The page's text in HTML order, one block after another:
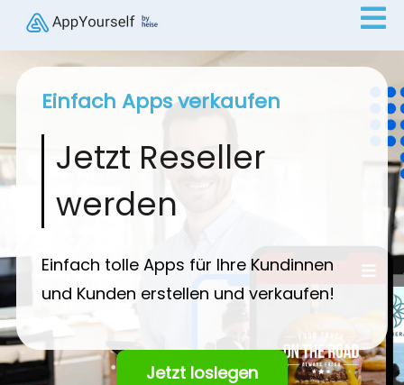
Einfach Apps verkaufen
Jetzt Reseller
werden
Einfach tolle Apps für Ihre Kundinnen
und Kunden erstellen und verkaufen!
Jetzt loslegen